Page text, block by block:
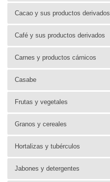
Cacao y sus productos derivados
Café y sus productos derivados
Carnes y productos cárnicos
Casabe
Frutas y vegetales
Granos y cereales
Hortalizas y tubérculos
Jabones y detergentes